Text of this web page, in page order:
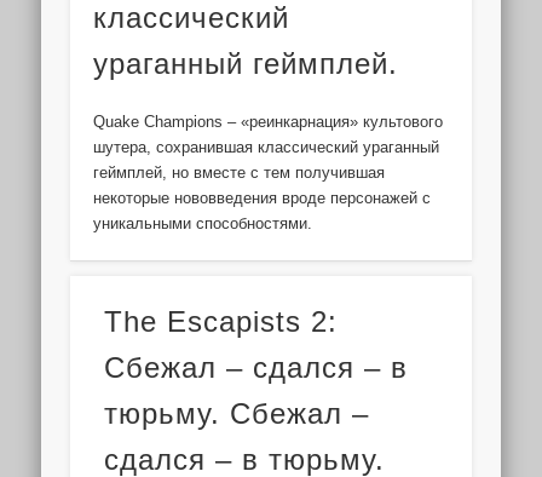
классический
ураганный геймплей.
Quake Champions – «реинкарнация» культового
шутера, сохранившая классический ураганный
геймплей, но вместе с тем получившая
некоторые нововведения вроде персонажей с
уникальными способностями.
The Escapists 2:
Сбежал – сдался – в
тюрьму. Сбежал –
сдался – в тюрьму.